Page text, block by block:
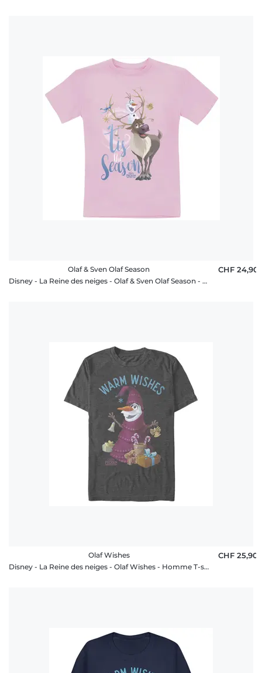
Olaf & Sven Olaf Season
Disney - La Reine des neiges - Olaf & Sven Olaf Season - Enfant T-shirt
CHF 24,90
Olaf Wishes
Disney - La Reine des neiges - Olaf Wishes - Homme T-shirt
CHF 25,90